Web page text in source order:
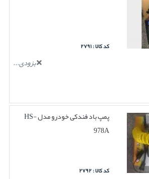
کد کالا : ۲۷۹۱
بزودی...
پمپ باد فندکی خودرو مدل HS-
978A
کد کالا : ۲۷۹۲